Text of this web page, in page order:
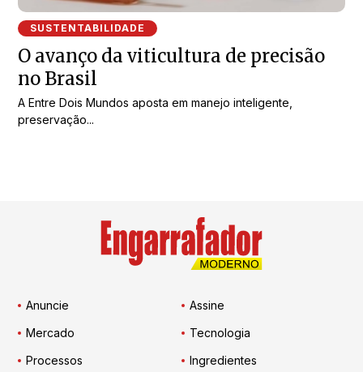
SUSTENTABILIDADE
O avanço da viticultura de precisão
no Brasil
A Entre Dois Mundos aposta em manejo inteligente,
preservação...
Anuncie
Assine
Mercado
Tecnologia
Processos
Ingredientes